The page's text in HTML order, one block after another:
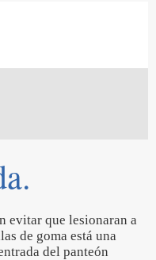
evitar que lesionaran a
de goma está una
del panteón